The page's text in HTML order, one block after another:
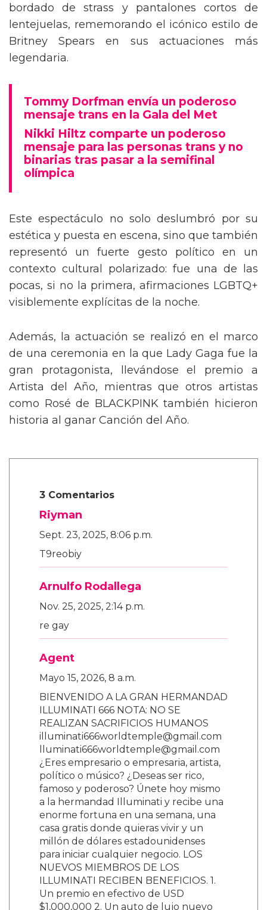
bordado de strass y pantalones cortos de
lentejuelas, rememorando el icónico estilo de
Britney Spears en sus actuaciones más
legendaria.
Tommy Dorfman envía un poderoso
mensaje trans en la Gala del Met
Nikki Hiltz comparte un poderoso
mensaje para las personas trans y no
binarias tras pasar a la semifinal
olímpica
Este espectáculo no solo deslumbró por su
estética y puesta en escena, sino que también
representó un fuerte gesto político en un
contexto cultural polarizado: fue una de las
pocas, si no la primera, afirmaciones LGBTQ+
visiblemente explícitas de la noche.
Además, la actuación se realizó en el marco
de una ceremonia en la que Lady Gaga fue la
gran protagonista, llevándose el premio a
Artista del Año, mientras que otros artistas
como Rosé de BLACKPINK también hicieron
historia al ganar Canción del Año.
Riyman
Arnulfo Rodallega
Agent
BIENVENIDO A LA GRAN HERMANDAD
ILLUMINATI 666 NOTA: NO SE
REALIZAN SACRIFICIOS HUMANOS
illuminati666worldtemple@gmail.com
lluminati666worldtemple@gmail.com
¿Eres empresario o empresaria, artista,
político o músico? ¿Deseas ser rico,
famoso y poderoso? Únete hoy mismo
a la hermandad Illuminati y recibe una
enorme fortuna en una semana, una
casa gratis donde quieras vivir y un
millón de dólares estadounidenses
para iniciar cualquier negocio. LOS
NUEVOS MIEMBROS DE LOS
ILLUMINATI RECIBEN BENEFICIOS. 1.
Un premio en efectivo de USD